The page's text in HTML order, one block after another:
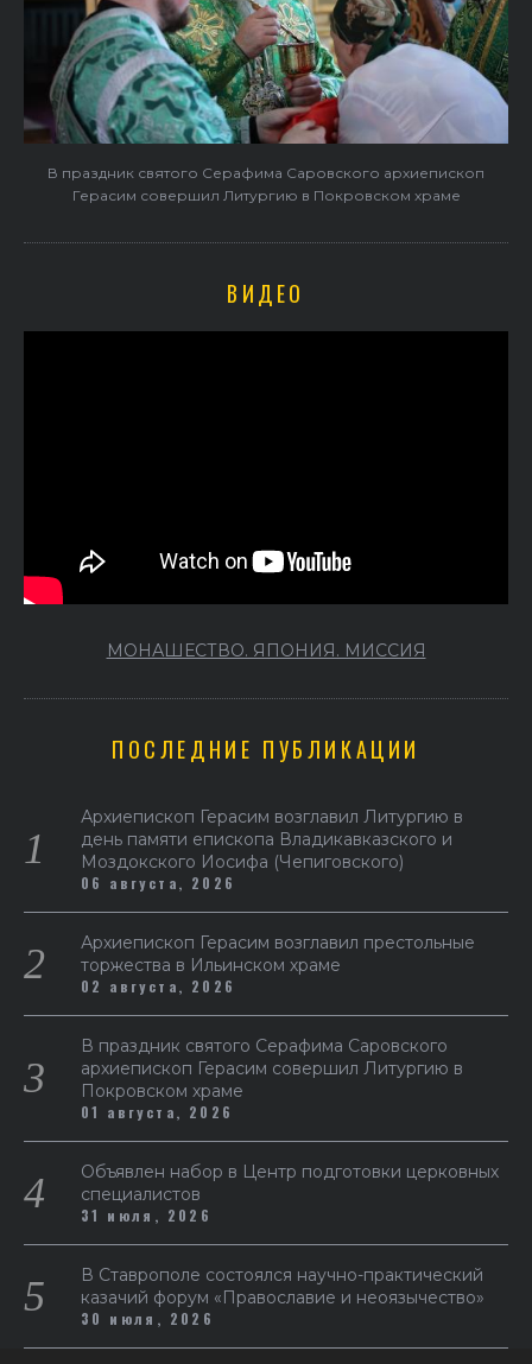
В праздник святого Серафима Саровского архиепископ
Герасим совершил Литургию в Покровском храме
ВИДЕО
МОНАШЕСТВО. ЯПОНИЯ. МИССИЯ
ПОСЛЕДНИЕ ПУБЛИКАЦИИ
Архиепископ Герасим возглавил Литургию в
день памяти епископа Владикавказского и
Моздокского Иосифа (Чепиговского)
06 августа, 2026
Архиепископ Герасим возглавил престольные
торжества в Ильинском храме
02 августа, 2026
В праздник святого Серафима Саровского
архиепископ Герасим совершил Литургию в
Покровском храме
01 августа, 2026
Объявлен набор в Центр подготовки церковных
специалистов
31 июля, 2026
В Ставрополе состоялся научно-практический
казачий форум «Православие и неоязычество»
30 июля, 2026